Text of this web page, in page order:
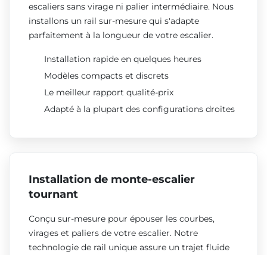
escaliers sans virage ni palier intermédiaire. Nous
installons un rail sur-mesure qui s'adapte
parfaitement à la longueur de votre escalier.
Installation rapide en quelques heures
Modèles compacts et discrets
Le meilleur rapport qualité-prix
Adapté à la plupart des configurations droites
Installation de monte-escalier
tournant
Conçu sur-mesure pour épouser les courbes,
virages et paliers de votre escalier. Notre
technologie de rail unique assure un trajet fluide